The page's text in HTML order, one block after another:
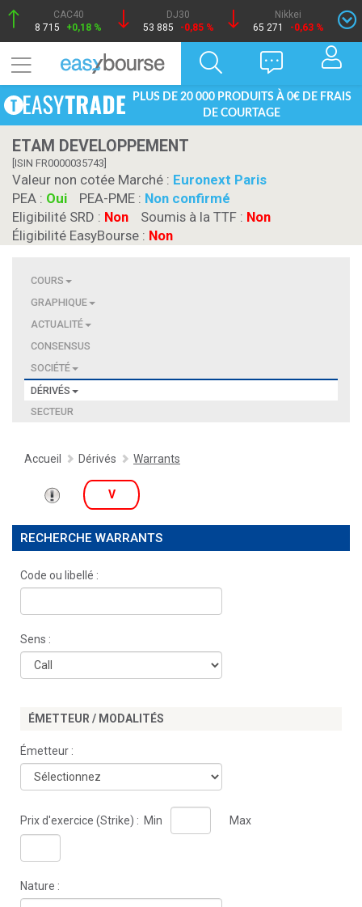
CAC40
8 715
+0,18 %
DJ30
53 885
-0,85 %
Nikkei
65 271
-0,63 %
PLUS DE 20 000 PRODUITS À 0€ DE FRAIS
DE COURTAGE
ETAM DEVELOPPEMENT
[ISIN FR0000035743]
Valeur non cotée Marché : Euronext Paris
PEA : Oui PEA-PME : Non confirmé
Eligibilité SRD : Non Soumis à la TTF : Non
Éligibilité EasyBourse : Non
COURS
GRAPHIQUE
ACTUALITÉ
CONSENSUS
SOCIÉTÉ
DÉRIVÉS
SECTEUR
Accueil Dérivés Warrants
V
RECHERCHE WARRANTS
Code ou libellé :
Sens :
ÉMETTEUR / MODALITÉS
Émetteur :
Prix d'exercice (Strike) : Min Max
Nature :